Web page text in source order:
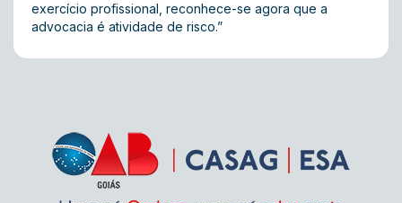
exercício profissional, reconhece-se agora que a
advocacia é atividade de risco.”